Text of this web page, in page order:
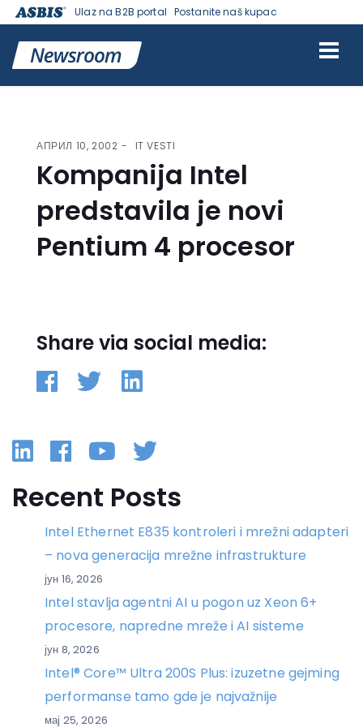
Ulaz na B2B portal Postanite naš kupac
JE NOVI PENTIUM 4 PROCESOR
АПРИЛ 10, 2002 IT VESTI
Kompanija Intel
predstavila je novi
Pentium 4 procesor
Share via social media:
Linkedin
Facebook
YouTube
Twitter
Recent Posts
Intel Ethernet E835 kontroleri i mrežni adapteri
– nova generacija mrežne infrastrukture
јун 16, 2026
Intel stavlja agentni AI u pogon uz Xeon 6+
procesore, napredne mreže i AI sisteme
јун 8, 2026
Intel® Core™ Ultra 200S Plus: izuzetne gejming
performanse tamo gde je najvažnije
мај 25, 2026